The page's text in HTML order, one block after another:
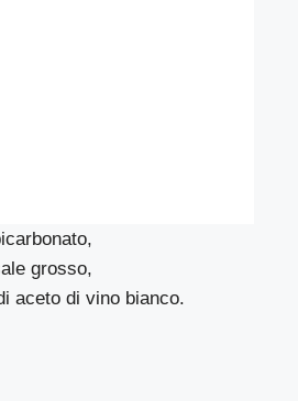
grosso,
aceto di vino bianco.